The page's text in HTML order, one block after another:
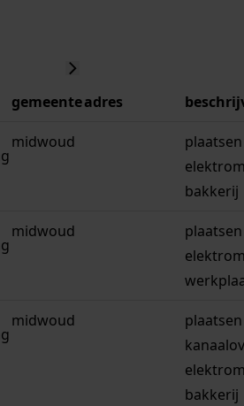
gemeenteadres
midwoud
bakkerij
midwoud
midwoud
bakkerij